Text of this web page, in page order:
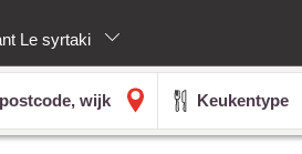
Le syrtaki
Keukentype